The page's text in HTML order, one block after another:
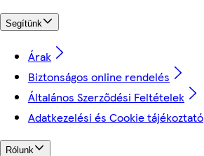
Segítünk
Árak
Biztonságos online rendelés
Általános Szerződési Feltételek
Adatkezelési és Cookie tájékoztató
Rólunk